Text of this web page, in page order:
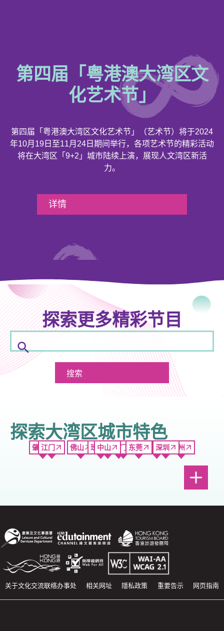
第四届「粤港澳大湾区文
化艺术节」
第四届「粤港澳大湾区文化艺术节」（艺术节）将于2024
年10月19日至11月24日期间举行，各项艺术节的精彩活动
将在大湾区「9+2」城市陆续上演，展现人文湾区新活
力。
详情
探索更多精彩节目
搜
索
搜索
探索大湾区城市特色
佛山 广州
珠海 惠州
香港深圳
肇庆江门 澳门 东莞
中山
关于文化交流联络办事处 相关网址 隱私政策 重要告示 网页指南